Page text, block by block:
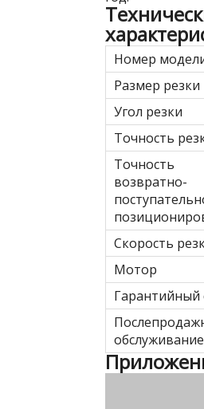
Номер
Размер резки
Угол резки
Точность
Точность
возвратно-
Скорость
Мотор
Гарантийный
обслуживание